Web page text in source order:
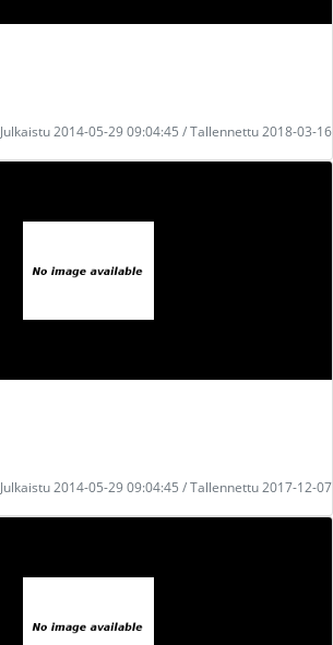
Julkaistu 2014-05-29 09:04:45 / Tallennettu 2018-03-16
Julkaistu 2014-05-29 09:04:45 / Tallennettu 2017-12-07